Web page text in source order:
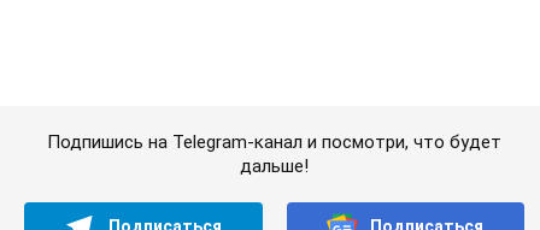
Важное